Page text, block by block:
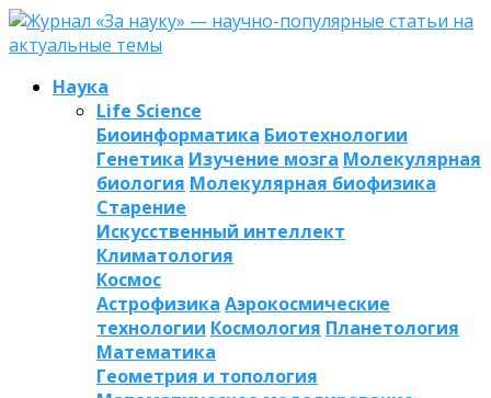
Наука
Life Science
Биоинформатика Биотехнологии
Генетика Изучение мозга Молекулярная
биология Молекулярная биофизика
Старение
Искусственный интеллект
Климатология
Космос
Астрофизика Аэрокосмические
технологии Космология Планетология
Математика
Геометрия и топология